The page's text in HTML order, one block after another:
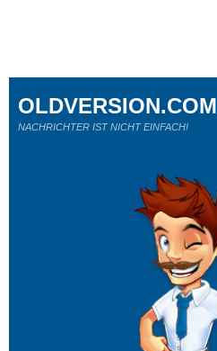
OLDVERSION.COM
NACHRICHTER IST NICHT EINFACH!